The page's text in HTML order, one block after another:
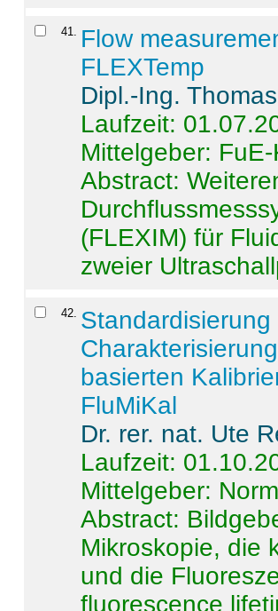
41. Flow
FLEXTemp
Dipl.-Ing.
Laufzeit:
Mittelgeber:
Abstract:
(FLEXIM) für
zweier
42.
basierten
FluMiKal
Dr. rer. nat. Ute
Laufzeit:
Mittelgeber:
Abstract:
Mikroskopie, die
und die
fluorescence